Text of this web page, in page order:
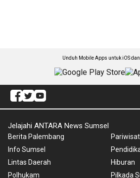
Unduh Mobile Apps untuk iOS
Jelajahi ANTARA News Sumsel
Berita Palembang
Info Sumsel
Lintas Daerah
Polhukam
Hiburan
Pilkada